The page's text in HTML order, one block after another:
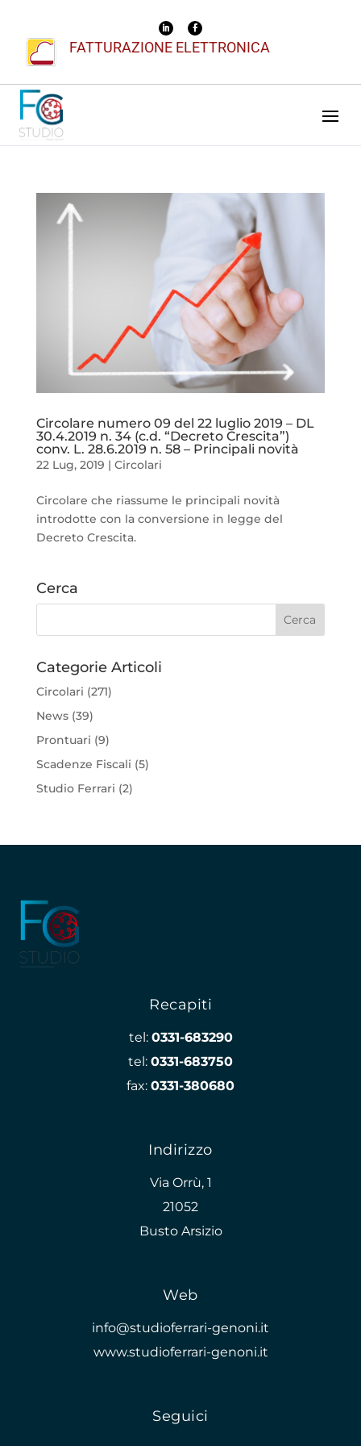
FATTURAZIONE ELETTRONICA
Circolare numero 09 del 22 luglio 2019 – DL
30.4.2019 n. 34 (c.d. “Decreto Crescita”)
conv. L. 28.6.2019 n. 58 – Principali novità
22 Lug, 2019 | Circolari
Circolare che riassume le principali novità
introdotte con la conversione in legge del
Decreto Crescita.
Cerca
Categorie Articoli
Circolari (271)
News(39)
Prontuari (9)
Scadenze Fiscali (5)
Studio Ferrari (2)
Recapiti
tel: 0331-683290
tel: 0331-683750
fax: 0331-380680
Indirizzo
Via Orrù, 1
21052
Busto Arsizio
Web
info@studioferrari-genoni.it
www.studioferrari-genoni.it
Seguici